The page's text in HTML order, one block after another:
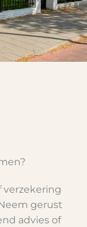
verzekering
gerust
advies of